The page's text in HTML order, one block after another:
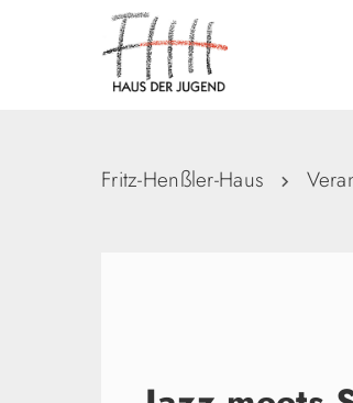
Fritz-Henßler-Haus